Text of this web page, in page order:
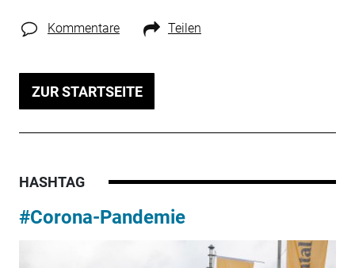
Kommentare Teilen
ZUR STARTSEITE
HASHTAG
#Corona-Pandemie